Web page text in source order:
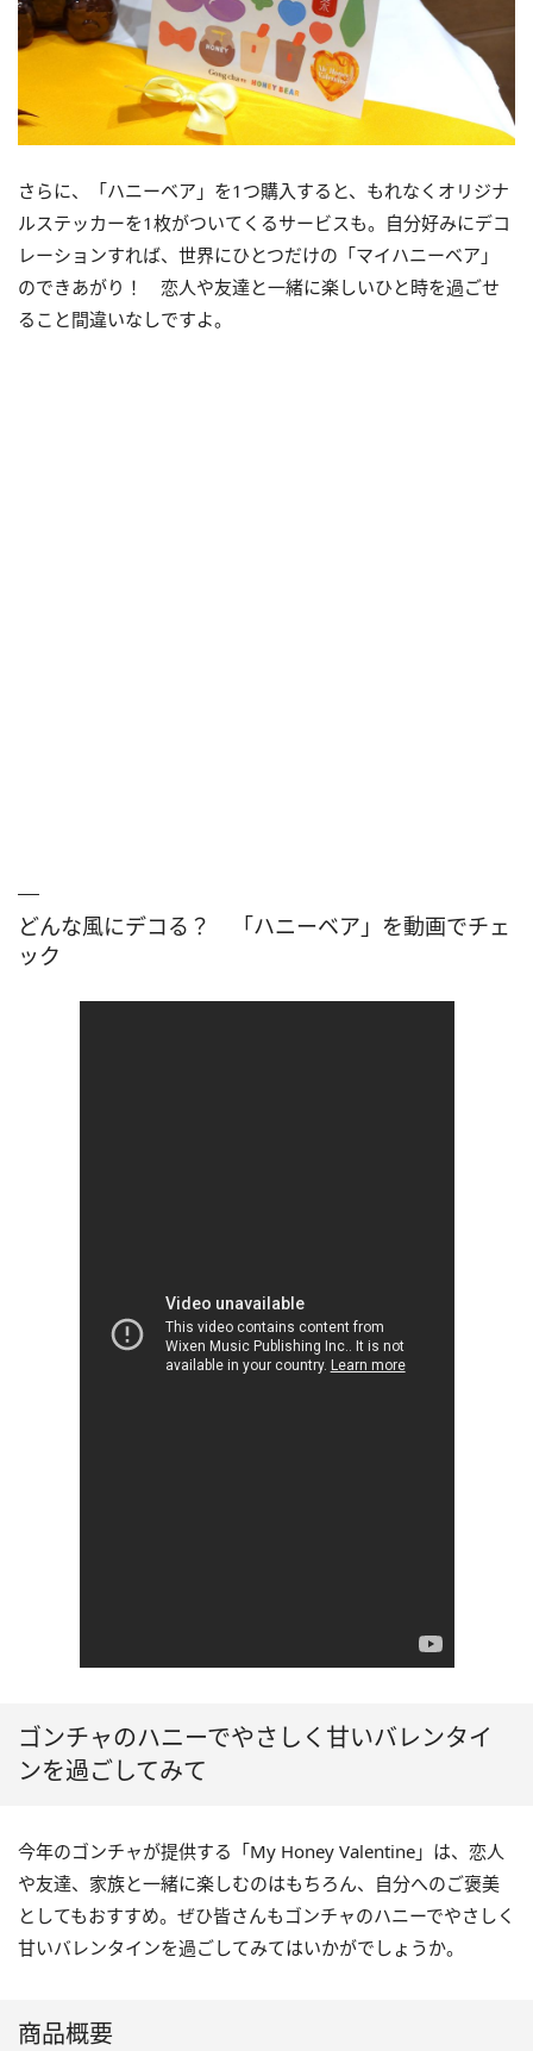
さらに、「ハニーベア」を1つ購入すると、もれなくオリジナ
ルステッカーを1枚がついてくるサービスも。自分好みにデコ
レーションすれば、世界にひとつだけの「マイハニーベア」
のできあがり！ 恋人や友達と一緒に楽しいひと時を過ごせ
ること間違いなしですよ。
どんな風にデコる？ 「ハニーベア」を動画でチェ
ック
ゴンチャのハニーでやさしく甘いバレンタイ
ンを過ごしてみて
今年のゴンチャが提供する「My Honey Valentine」は、恋人
や友達、家族と一緒に楽しむのはもちろん、自分へのご褒美
としてもおすすめ。ぜひ皆さんもゴンチャのハニーでやさしく
甘いバレンタインを過ごしてみてはいかがでしょうか。
商品概要